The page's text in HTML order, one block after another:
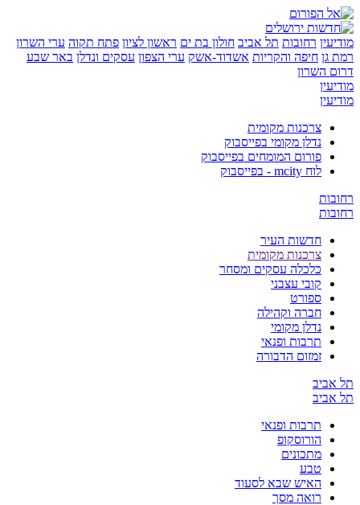
רחובות תל אביב חולון בת ים ראשון לציון פתח תקוה ערי השרון
חיפה והקריות אשדוד-אשק ערי הצפון עסקים ונדלן באר שבע
צרכנות מקומית
נדלן מקומי בפייסבוק
פורום המומחים בפייסבוק
חדשות העיר
צרכנות מקומית
כלכלה עסקים ומסחר
קובי עצבני
ספורט
חברה וקהילה
נדלן מקומי
תרבות ופנאי
זמזום הדבורה
תרבות ופנאי
הורוסקופ
מתכונים
טבע
האיש שבא לסעוד
רואה מסך